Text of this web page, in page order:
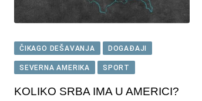
ČIKAGO DEŠAVANJA DOGAĐAJI
SEVERNA AMERIKA SPORT
KOLIKO SRBA IMA U AMERICI?